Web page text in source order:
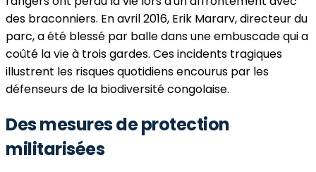
des braconniers. En avril 2016, Erik Mararv, directeur du
parc, a été blessé par balle dans une embuscade qui a
coûté la vie à trois gardes. Ces incidents tragiques
illustrent les risques quotidiens encourus par les
défenseurs de la biodiversité congolaise.
Des mesures de protection
militarisées